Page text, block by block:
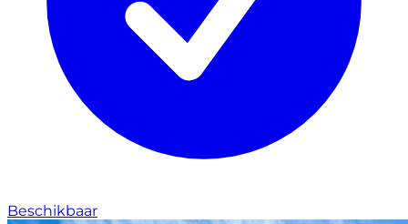
Beschikbaar